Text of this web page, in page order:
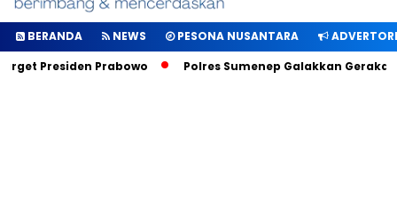
BERANDA NEWS PESONA NUSANTARA
Presiden Prabowo
Polres Sumenep Galakkan Gerakan